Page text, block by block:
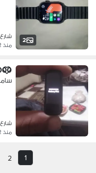
2
شارع إسنا
منذ 2 أسابيع
منذ 2 أسابيع
1
2